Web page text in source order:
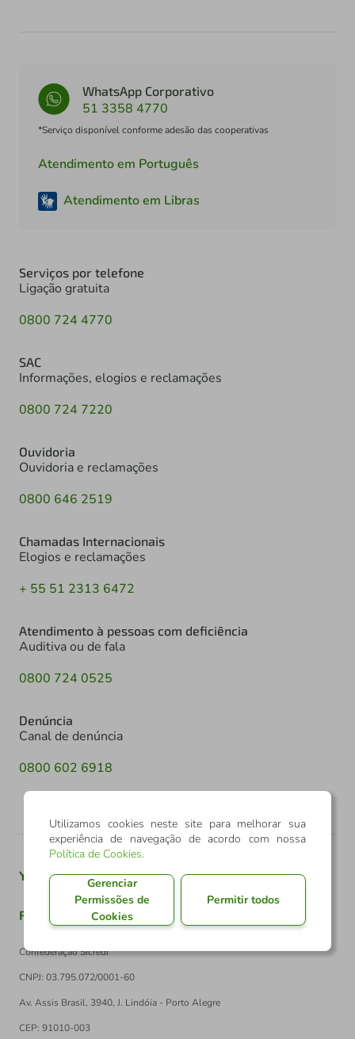
WhatsApp Corporativo
51 3358 4770
*Serviço disponível conforme adesão das cooperativas
Atendimento em Português
Atendimento em Libras
Serviços por telefone
Ligação gratuita
0800 724 4770
SAC
Informações, elogios e reclamações
0800 724 7220
Ouvidoria
Ouvidoria e reclamações
0800 646 2519
Chamadas Internacionais
Elogios e reclamações
+ 55 51 2313 6472
Atendimento à pessoas com deficiência
Auditiva ou de fala
0800 724 0525
Denúncia
Canal de denúncia
0800 602 6918
Youtube Twitter Linkedin Instagram
Facebook TikTok
Confederação Sicredi
CNPJ: 03.795.072/0001-60
Av. Assis Brasil, 3940, J. Lindóia - Porto Alegre
CEP: 91010-003
Utilizamos cookies neste site para melhorar sua
experiência de navegação de acordo com nossa
Política de Cookies.
Gerenciar
Permissões de
Cookies
Permitir todos